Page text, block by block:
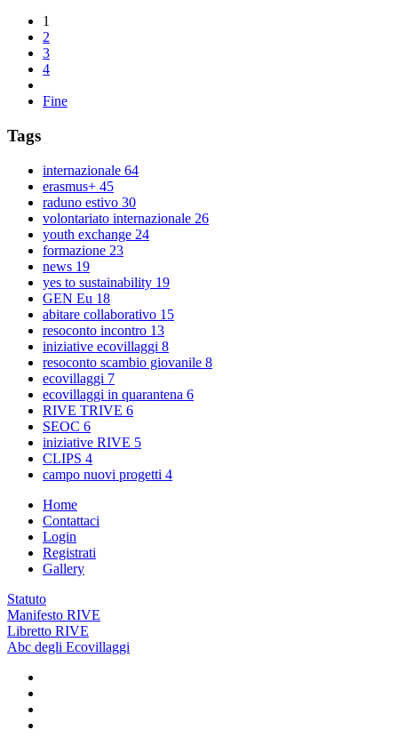
1
2
3
4
Fine
Tags
internazionale 64
erasmus+ 45
raduno estivo 30
volontariato internazionale 26
youth exchange 24
formazione 23
news 19
yes to sustainability 19
GEN Eu 18
abitare collaborativo 15
resoconto incontro 13
iniziative ecovillaggi 8
resoconto scambio giovanile 8
ecovillaggi 7
ecovillaggi in quarantena 6
RIVE TRIVE 6
SEOC 6
iniziative RIVE 5
CLIPS 4
campo nuovi progetti 4
Home
Contattaci
Login
Registrati
Gallery
Statuto
Manifesto RIVE
Libretto RIVE
Abc degli Ecovillaggi